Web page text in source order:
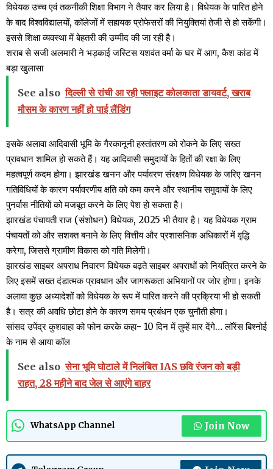
विधेयक उच्च एवं तकनीकी शिक्षा विभाग ने तैयार कर लिया है। विधेयक के पारित होने
के बाद विश्वविद्यालयों, कॉलेजों में सहायक प्रोफेसरों की नियुक्तियां तेजी से हो सकेंगी।
इससे शिक्षा व्यवस्था में बेहतरी की उम्मीद की जा रही है।
शराब से सजी अलमारी ने भड़काई जस्टिस यशवंत वर्मा के घर में आग, कैश कांड में
बड़ा खुलासा
See also दिल्ली से रांची आ रही फ्लाइट कोलकाता डायवर्ट, खराब
मौसम के कारण नहीं हो पाई लैंडिंग
इसके अलावा आदिवासी भूमि के गैरकानूनी हस्तांतरण को रोकने के लिए सख्त
प्रावधान शामिल हो सकते हैं। यह आदिवासी समुदायों के हितों की रक्षा के लिए
महत्वपूर्ण कदम होगा। झारखंड खनन और पर्यावरण संरक्षण विधेयक के जरिए खनन
गतिविधियों के कारण पर्यावरणीय क्षति को कम करने और स्थानीय समुदायों के लिए
पुनर्वास नीतियों को मजबूत करने के लिए पेश हो सकता है।
झारखंड पंचायती राज (संशोधन) विधेयक, 2025 भी तैयार है। यह विधेयक ग्राम
पंचायतों को और सशक्त बनाने के लिए वित्तीय और प्रशासनिक अधिकारों में वृद्धि
करेगा, जिससे ग्रामीण विकास को गति मिलेगी।
झारखंड साइबर अपराध निवारण विधेयक बढ़ते साइबर अपराधों को नियंत्रित करने के
लिए इसमें सख्त दंडात्मक प्रावधान और जागरूकता अभियानों पर जोर होगा। इनके
अलावा कुछ अध्यादेशों को विधेयक के रूप में पारित करने की प्रक्रिया भी हो सकती
है। सत्र की अवधि छोटा होने के कारण समय प्रबंधन एक चुनौती होगा।
सांसद उपेंद्र कुशवाहा को फोन करके कहा- 10 दिन में तुम्हें मार देंगे… लॉरेंस बिश्नोई
के नाम से आया कॉल
See also सेना भूमि घोटाले में निलंबित IAS छवि रंजन को बड़ी
राहत, 28 महीने बाद जेल से आएंगे बाहर
WhatsApp Channel Join Now